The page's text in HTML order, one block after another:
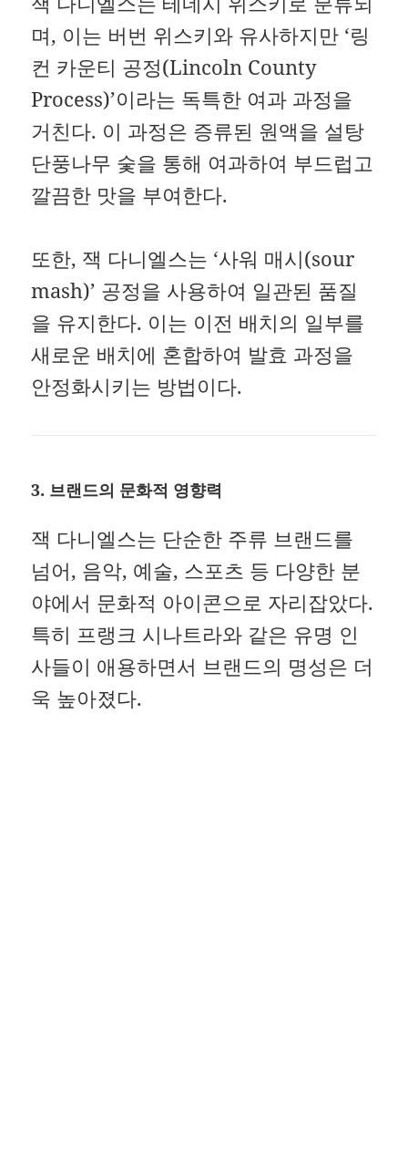
며, 이는 버번 위스키와 유사하지만 ‘링
컨 카운티 공정(Lincoln County
Process)’이라는 독특한 여과 과정을
거친다. 이 과정은 증류된 원액을 설탕
단풍나무 숯을 통해 여과하여 부드럽고
깔끔한 맛을 부여한다.
또한, 잭 다니엘스는 ‘사워 매시(sour
mash)’ 공정을 사용하여 일관된 품질
을 유지한다. 이는 이전 배치의 일부를
새로운 배치에 혼합하여 발효 과정을
안정화시키는 방법이다.
3. 브랜드의 문화적 영향력
잭 다니엘스는 단순한 주류 브랜드를
넘어, 음악, 예술, 스포츠 등 다양한 분
야에서 문화적 아이콘으로 자리잡았다.
특히 프랭크 시나트라와 같은 유명 인
사들이 애용하면서 브랜드의 명성은 더
욱 높아졌다.